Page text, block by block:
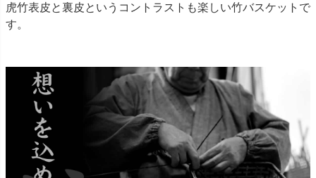
虎竹表皮と裏皮というコントラストも楽しい竹バスケットで
す。